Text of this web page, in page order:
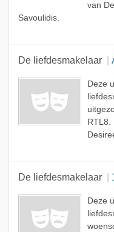
van
Savoulidis.
De liefdesmakelaar
Deze
RTL8.
De liefdesmakelaar
Deze